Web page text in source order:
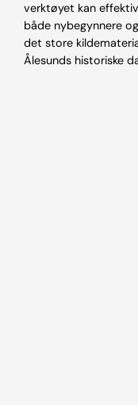
verktøyet kan
både nybegynnere
det store
Ålesunds historiske